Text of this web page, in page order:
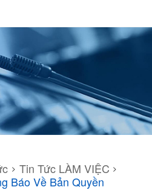
> Tin Tức LÀM VIỆC >
Báo Về Bản Quyền